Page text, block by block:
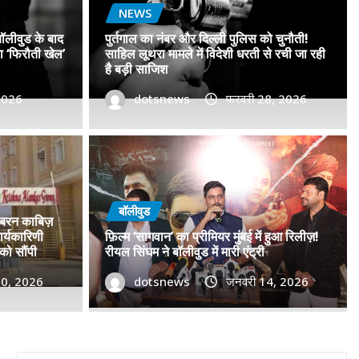
नंबरों का जाल, बॉलीवुड के बाद
पर! मुंबई जैसा ‘फिरौती खेल’
0
के बाद
खेल’
NEWS
पुर्तगाल का नंबर और दिल्ली पुलिस को चुनौती!
साहिल लूथरा मामले में विदेशी धरती से रची जा रही
है बड़ी साजिश
dotsnews फरवरी 28, 2026
काबिज़
सौंपी
2026
बॉलीवुड
फ़िल्म ‘सागवान’ का प्रीमियर मुंबई में हुआ रिलीज़!
रीयल सिंघम ने बॉलीवुड में मारी एंट्री
dotsnews जनवरी 14, 2026